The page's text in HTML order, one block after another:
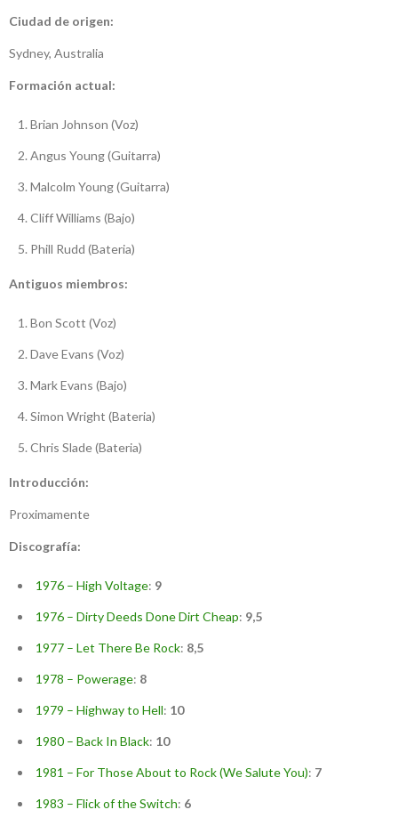
Ciudad de origen:
Sydney, Australia
Formación actual:
Brian Johnson (Voz)
Angus Young (Guitarra)
Malcolm Young (Guitarra)
Cliff Williams (Bajo)
Phill Rudd (Bateria)
Antiguos miembros:
Bon Scott (Voz)
Dave Evans (Voz)
Mark Evans (Bajo)
Simon Wright (Bateria)
Chris Slade (Bateria)
Introducción:
Proximamente
Discografía:
1976 – High Voltage: 9
1976 – Dirty Deeds Done Dirt Cheap: 9,5
1977 – Let There Be Rock: 8,5
1978 – Powerage: 8
1979 – Highway to Hell: 10
1980 – Back In Black: 10
1981 – For Those About to Rock (We Salute You): 7
1983 – Flick of the Switch: 6